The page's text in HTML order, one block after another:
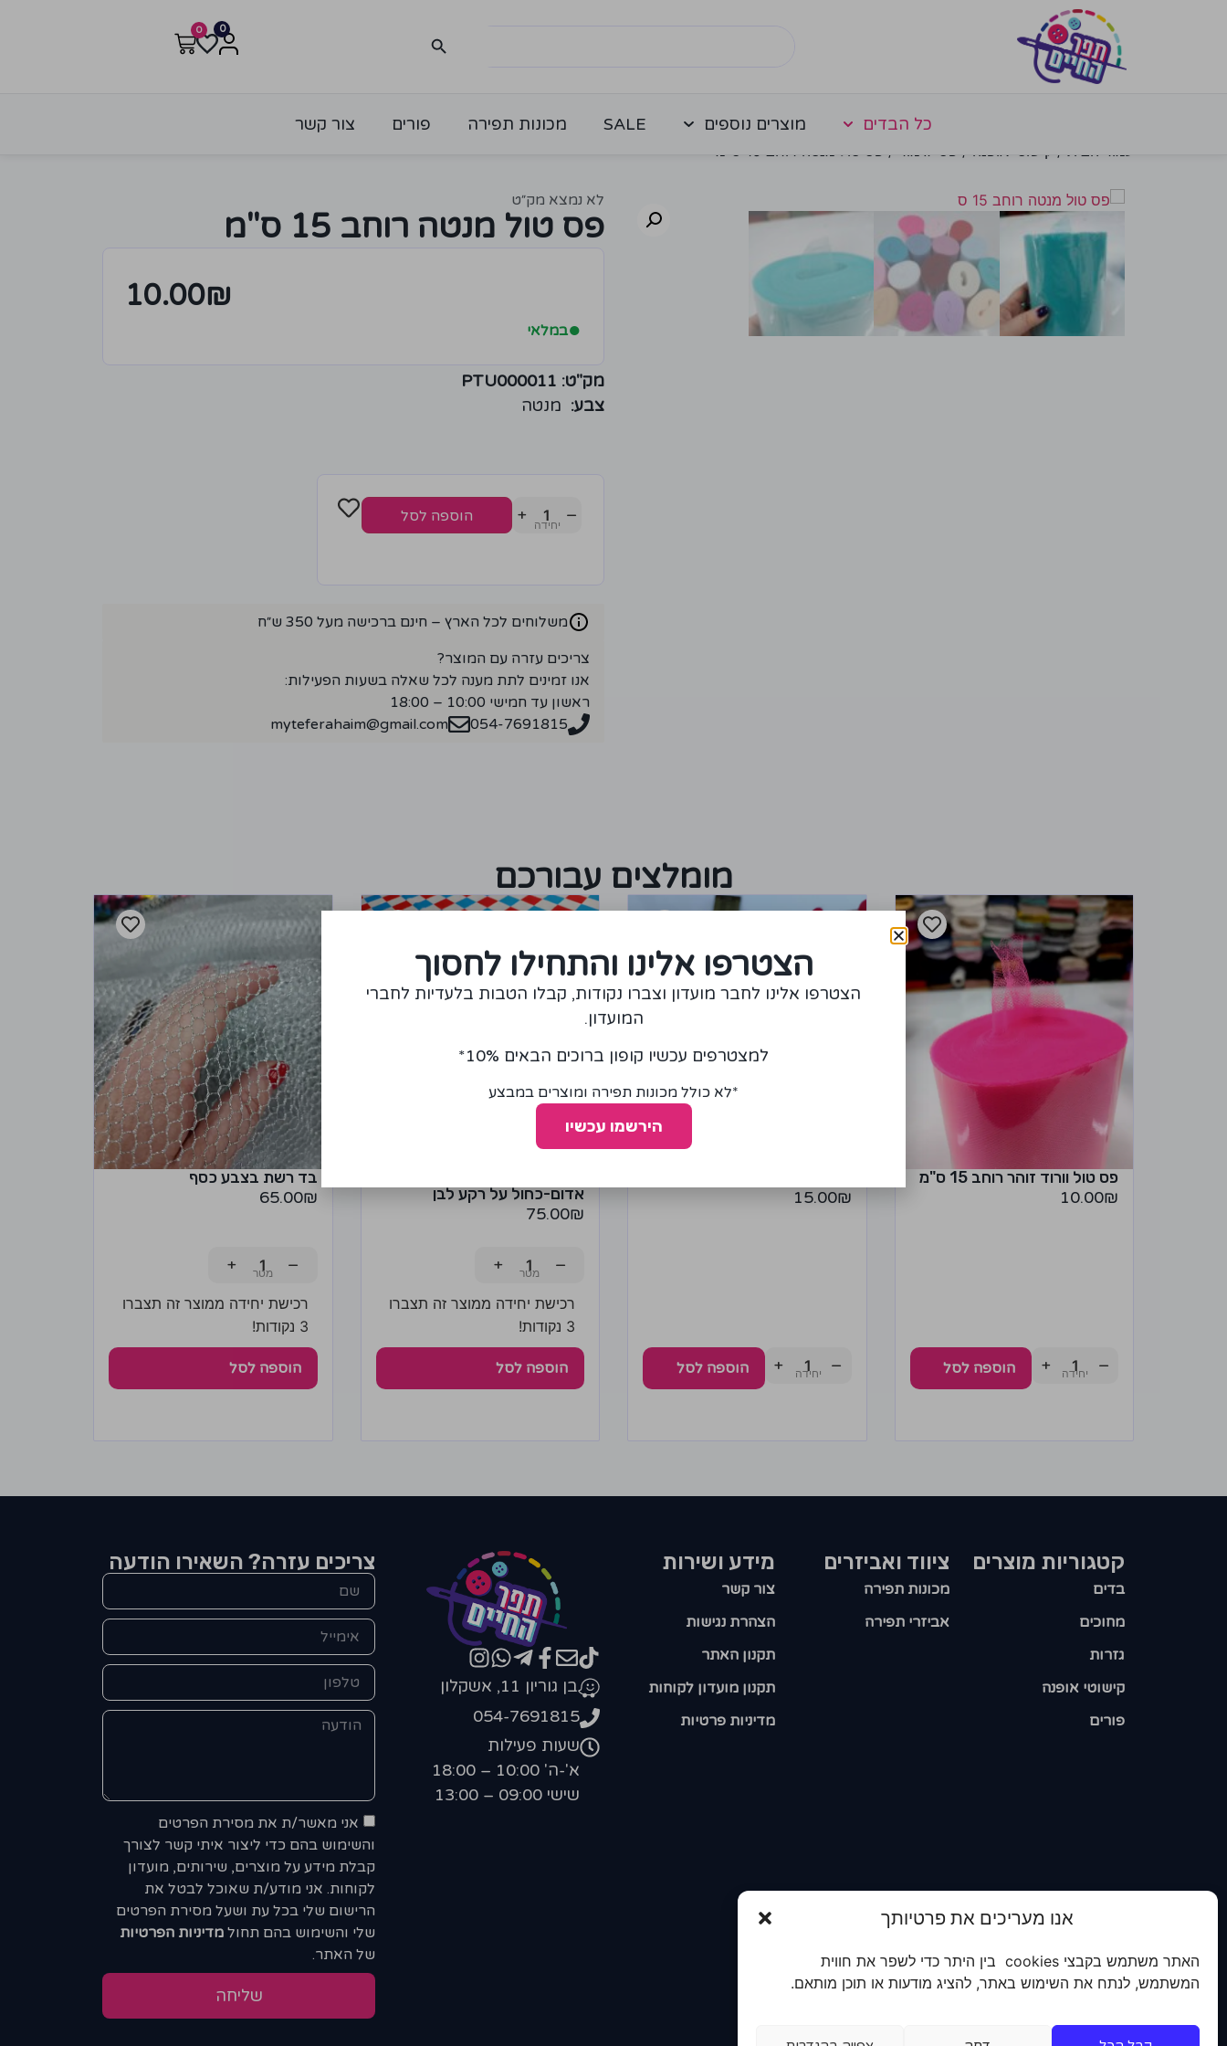
אנו מעריכים את פרטיותך
האתר משתמש בקבצי cookies בין היתר כדי לשפר את חווית
המשתמש, לנתח את השימוש באתר, להציג מודעות או תוכן מותאם.
0
0
כל הבדים מוצרים נוספים SALE מכונות תפירה פורים צור קשר
לא נמצא מק״ט
פס טול מנטה רוחב 15 ס"מ
10.00₪
●במלאי
מק"ט: PTU000011
צבע: מנטה
−
+ הוספה לסל
משלוחים לכל הארץ – חינם ברכישה מעל 350 ש״ח
צריכים עזרה עם המוצר?
אנו זמינים לתת מענה לכל שאלה בשעות הפעילות:
ראשון עד חמישי 10:00 – 18:00
054-7691815
myteferahaim@gmail.com
מומלצים עבורכם
פס טול וורוד זוהר רוחב 15 ס"מ
10.00₪
−
+ הוספה לסל
15.00₪
−
+ הוספה לסל
אדום-כחול על רקע לבן
75.00₪
−
+
רכישת יחידה ממוצר זה תצברו
3 נקודות!
הוספה לסל
בד רשת בצבע כסף
65.00₪
−
+
רכישת יחידה ממוצר זה תצברו
3 נקודות!
הוספה לסל
קטגוריות מוצרים​
בדים
מחוכים
גזרות
קישוטי אופנה
פורים
ציווד ואביזרים
מכונות תפירה
אביזרי תפירה
מידע ושירות
צור קשר
הצהרת נגישות
תקנון האתר
תקנון מועדון לקוחות
מדיניות פרטיות
בן גוריון 11, אשקלון
054-7691815
שעות פעילות
א'-ה' 10:00 – 18:00
שישי 09:00 – 13:00
צריכים עזרה? השאירו הודעה
אני מאשר/ת את מסירת הפרטים
והשימוש בהם כדי ליצור איתי קשר לצורך
קבלת מידע על מוצרים, שירותים, מועדון
לקוחות. אני מודע/ת שאוכל לבטל את
הרישום שלי בכל עת ושעל מסירת הפרטים
שלי והשימוש בהם תחול מדיניות הפרטיות
של האתר.
שליחה
הצטרפו אלינו והתחילו לחסוך
הצטרפו אלינו לחבר מועדון וצברו נקודות, קבלו הטבות בלעדיות לחברי
המועדון.
למצטרפים עכשיו קופון ברוכים הבאים 10%*
*לא כולל מכונות תפירה ומוצרים במבצע
הירשמו עכשיו